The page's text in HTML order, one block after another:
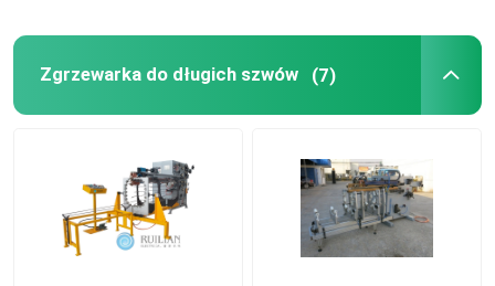
Zgrzewarka do długich szwów (7)